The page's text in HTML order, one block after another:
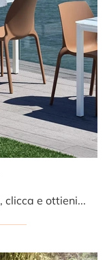
Se cerchi tavoli da giardino in vetro, clicca e ottieni informazioni sul modello Diesis Outdoor dell'azienda Bontempi.